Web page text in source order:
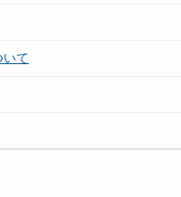
いて